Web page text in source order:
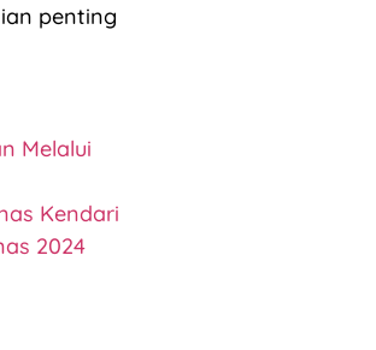
penting
Melalui
Kendari
2024